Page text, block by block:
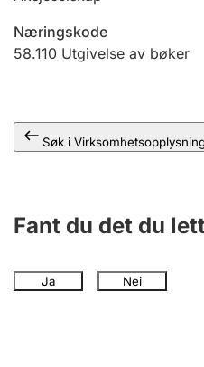
Offentlig sektor
Næringskode
58.110 Utgivelse av bøker
Søk i
Fant du det du
Ja Nei